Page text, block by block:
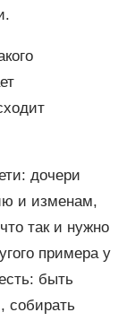
дочери
и изменам,
так и нужно
примера у
быть
собирать